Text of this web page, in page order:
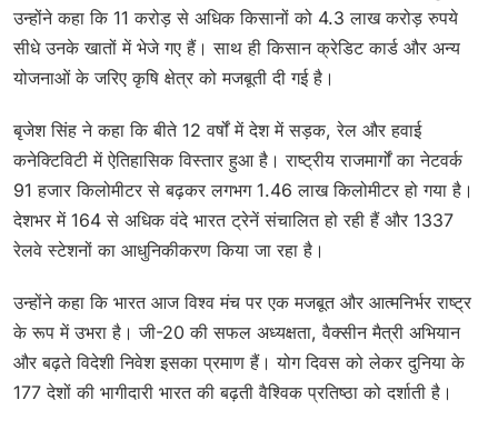
उन्होंने कहा कि 11 करोड़ से अधिक किसानों को 4.3 लाख करोड़ रुपये
सीधे उनके खातों में भेजे गए हैं। साथ ही किसान क्रेडिट कार्ड और अन्य
योजनाओं के जरिए कृषि क्षेत्र को मजबूती दी गई है।
बृजेश सिंह ने कहा कि बीते 12 वर्षों में देश में सड़क, रेल और हवाई
कनेक्टिविटी में ऐतिहासिक विस्तार हुआ है। राष्ट्रीय राजमार्गों का नेटवर्क
91 हजार किलोमीटर से बढ़कर लगभग 1.46 लाख किलोमीटर हो गया है।
देशभर में 164 से अधिक वंदे भारत ट्रेनें संचालित हो रही हैं और 1337
रेलवे स्टेशनों का आधुनिकीकरण किया जा रहा है।
उन्होंने कहा कि भारत आज विश्व मंच पर एक मजबूत और आत्मनिर्भर राष्ट्र
के रूप में उभरा है। जी-20 की सफल अध्यक्षता, वैक्सीन मैत्री अभियान
और बढ़ते विदेशी निवेश इसका प्रमाण हैं। योग दिवस को लेकर दुनिया के
177 देशों की भागीदारी भारत की बढ़ती वैश्विक प्रतिष्ठा को दर्शाती है।